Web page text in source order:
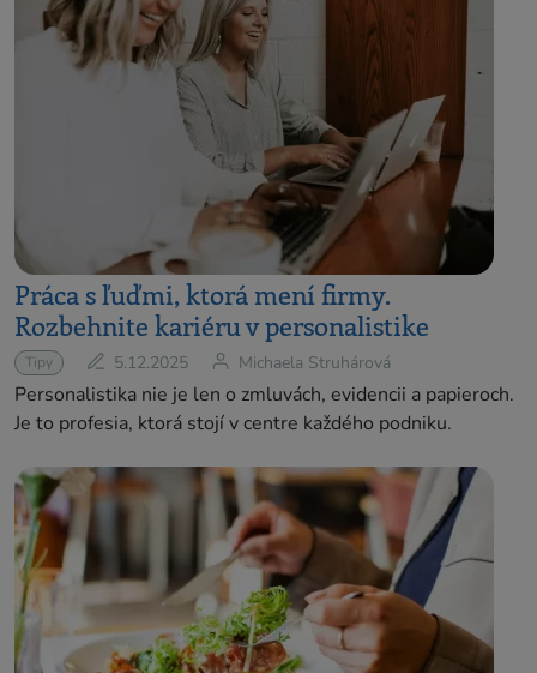
Práca s ľuďmi, ktorá mení firmy.
Rozbehnite kariéru v personalistike
Tipy 5.12.2025 Michaela Struhárová
Personalistika nie je len o zmluvách, evidencii a papieroch.
Je to profesia, ktorá stojí v centre každého podniku.